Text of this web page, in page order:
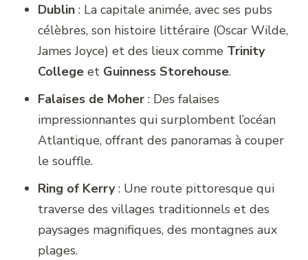
Dublin : La capitale animée, avec ses pubs
célèbres, son histoire littéraire (Oscar Wilde,
James Joyce) et des lieux comme Trinity
College et Guinness Storehouse.
Falaises de Moher : Des falaises
impressionnantes qui surplombent l’océan
Atlantique, offrant des panoramas à couper
le souffle.
Ring of Kerry: Une route pittoresque qui
traverse des villages traditionnels et des
paysages magnifiques, des montagnes aux
plages.